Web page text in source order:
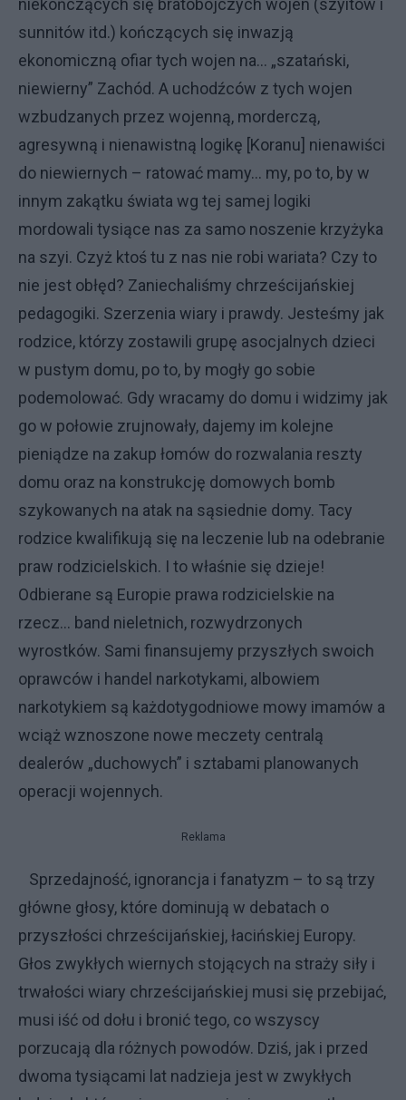
niekończących się bratobójczych wojen (szyitów i
sunnitów itd.) kończących się inwazją
ekonomiczną ofiar tych wojen na... „szatański,
niewierny” Zachód. A uchodźców z tych wojen
wzbudzanych przez wojenną, morderczą,
agresywną i nienawistną logikę [Koranu] nienawiści
do niewiernych – ratować mamy... my, po to, by w
innym zakątku świata wg tej samej logiki
mordowali tysiące nas za samo noszenie krzyżyka
na szyi. Czyż ktoś tu z nas nie robi wariata? Czy to
nie jest obłęd? Zaniechaliśmy chrześcijańskiej
pedagogiki. Szerzenia wiary i prawdy. Jesteśmy jak
rodzice, którzy zostawili grupę asocjalnych dzieci
w pustym domu, po to, by mogły go sobie
podemolować. Gdy wracamy do domu i widzimy jak
go w połowie zrujnowały, dajemy im kolejne
pieniądze na zakup łomów do rozwalania reszty
domu oraz na konstrukcję domowych bomb
szykowanych na atak na sąsiednie domy. Tacy
rodzice kwalifikują się na leczenie lub na odebranie
praw rodzicielskich. I to właśnie się dzieje!
Odbierane są Europie prawa rodzicielskie na
rzecz... band nieletnich, rozwydrzonych
wyrostków. Sami finansujemy przyszłych swoich
oprawców i handel narkotykami, albowiem
narkotykiem są każdotygodniowe mowy imamów a
wciąż wznoszone nowe meczety centralą
dealerów „duchowych” i sztabami planowanych
operacji wojennych.
Reklama
Sprzedajność, ignorancja i fanatyzm – to są trzy
główne głosy, które dominują w debatach o
przyszłości chrześcijańskiej, łacińskiej Europy.
Głos zwykłych wiernych stojących na straży siły i
trwałości wiary chrześcijańskiej musi się przebijać,
musi iść od dołu i bronić tego, co wszyscy
porzucają dla różnych powodów. Dziś, jak i przed
dwoma tysiącami lat nadzieja jest w zwykłych